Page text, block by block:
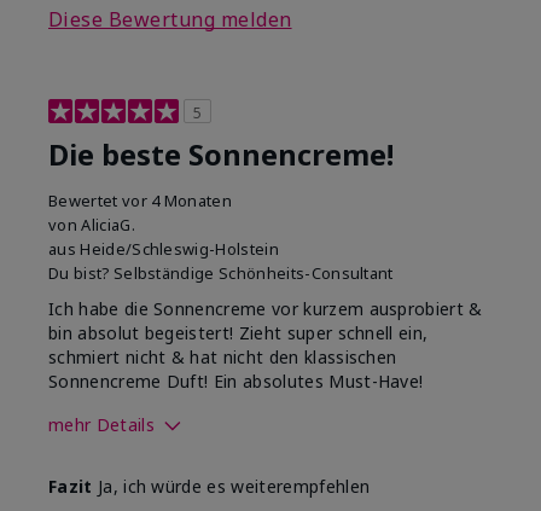
Diese Bewertung melden
5
Die beste Sonnencreme!
Bewertet vor 4 Monaten
von AliciaG.
aus Heide/Schleswig-Holstein
Du bist? Selbständige Schönheits-Consultant
Ich habe die Sonnencreme vor kurzem ausprobiert &
bin absolut begeistert! Zieht super schnell ein,
schmiert nicht & hat nicht den klassischen
Sonnencreme Duft! Ein absolutes Must-Have!
mehr Details
Anwendungserfahrung
Lässt sich gleichmäßig
Fazit Ja, ich würde es weiterempfehlen